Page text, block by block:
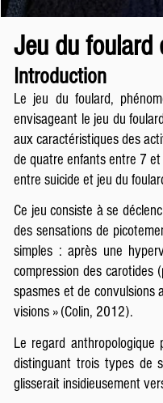
Jeu du foulard
Introduction
Le jeu du foulard,
envisageant le jeu du
aux caractéristiques des
de quatre enfants entre 7
entre suicide et jeu du
Ce jeu consiste à se
des sensations de
simples : après une
compression des carotides
spasmes et de convulsions
visions » (Colin, 2012).
Le regard
distinguant trois types de
glisserait insidieusement